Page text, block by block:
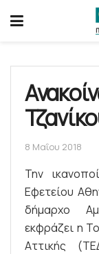
8 Μαΐου 2018
Την
Εφετείου
δήμαρχο
εκφράζει η
Αττικής